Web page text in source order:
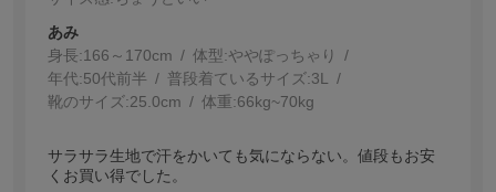
あみ
身長:166～170cm 体型:ぽっちゃり
年代:50代前半 普段着ているサイズ:3L
靴のサイズ:25.0cm 体重:66kg~70kg
サラサラ生地で汗をかいても気にならない。値段もお安
くお買い得でした。